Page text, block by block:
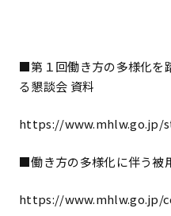
■第１回働き方の多様化を
る懇談会 資料
https://www.mhlw.go.jp/
■働き方の多様化に伴う被
https://www.mhlw.go.jp/